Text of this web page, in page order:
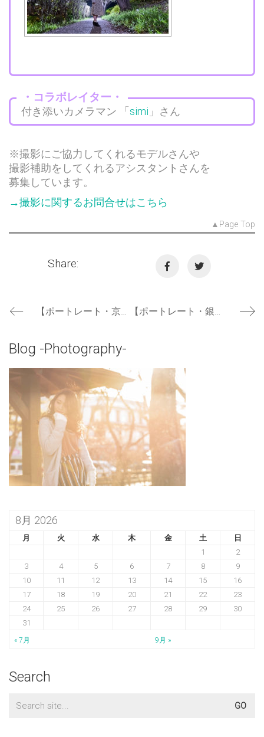
・コラボレイター・
付き添いカメラマン 「 simi 」さん
※撮影にご協力してくれるモデルさんや
撮影補助をしてくれるアシスタントさんを
募集しています。
→撮影に関するお問合せはこちら
▲Page Top
Share:
Blog -Photography-
8月 2026
月 火 水 木 金 土
日
1
2
3
4 5 6 7 8
9
10
11 12 13 14 15
16
17
18 19 20 21 22
23
24
25 26 27 28 29
30
31
« 7月 9月 »
Search
Search